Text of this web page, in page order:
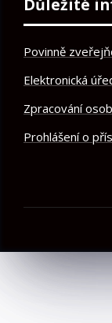
Povinně
Elektronická
Zpracování
Prohlášení o